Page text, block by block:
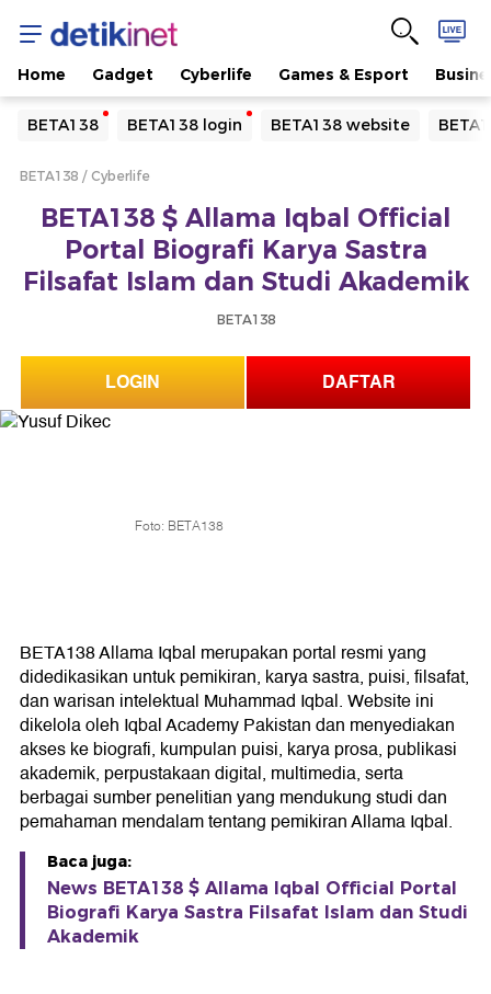
Home Gadget Cyberlife Games & Esport
BETA138 BETA138 login BETA138 website
Yang sedang ramai dicari
Loading...
Loading...
BETA138 Cyberlife
BETA138 $ Allama Iqbal Official
Portal Biografi Karya Sastra
Filsafat Islam dan Studi Akademik
BETA138
LOGIN DAFTAR
Foto: BETA138
BETA138 Allama Iqbal merupakan portal resmi yang
didedikasikan untuk pemikiran, karya sastra, puisi, filsafat,
dan warisan intelektual Muhammad Iqbal. Website ini
dikelola oleh Iqbal Academy Pakistan dan menyediakan
akses ke biografi, kumpulan puisi, karya prosa, publikasi
akademik, perpustakaan digital, multimedia, serta
berbagai sumber penelitian yang mendukung studi dan
pemahaman mendalam tentang pemikiran Allama Iqbal.
Baca juga:
News BETA138 $ Allama Iqbal Official Portal
Biografi Karya Sastra Filsafat Islam dan Studi
Akademik